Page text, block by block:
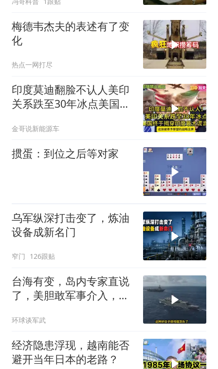
梅德韦杰夫的表述有了变
化
热点一网打尽
印度莫迪翻脸不认人美印
关系跌至30年冰点美国终
金哥说新能源车
掼蛋：到位之后等对家
乌军纵深打击变了，炼油
设备成新名门
窄门 126跟贴
台海有变，岛内专家直说
了，美胆敢军事介入，战
环球谈军武
经济隐患浮现，越南能否
避开当年日本的老路？